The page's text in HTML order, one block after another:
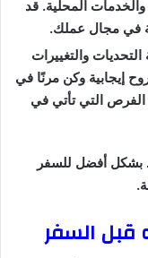
المحلية. قد
في مجال عملك.
والتغييرات
إيجابية وكن مرنًا في
الفرص التي تأتي في
بشكل أفضل للسفر
قبل السفر